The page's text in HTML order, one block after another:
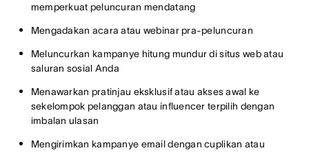
memperkuat peluncuran mendatang
Mengadakan acara atau webinar pra-peluncuran
Meluncurkan kampanye hitung mundur di situs web atau
saluran sosial Anda
Menawarkan pratinjau eksklusif atau akses awal ke
sekelompok pelanggan atau influencer terpilih dengan
imbalan ulasan
Mengirimkan kampanye email dengan cuplikan atau